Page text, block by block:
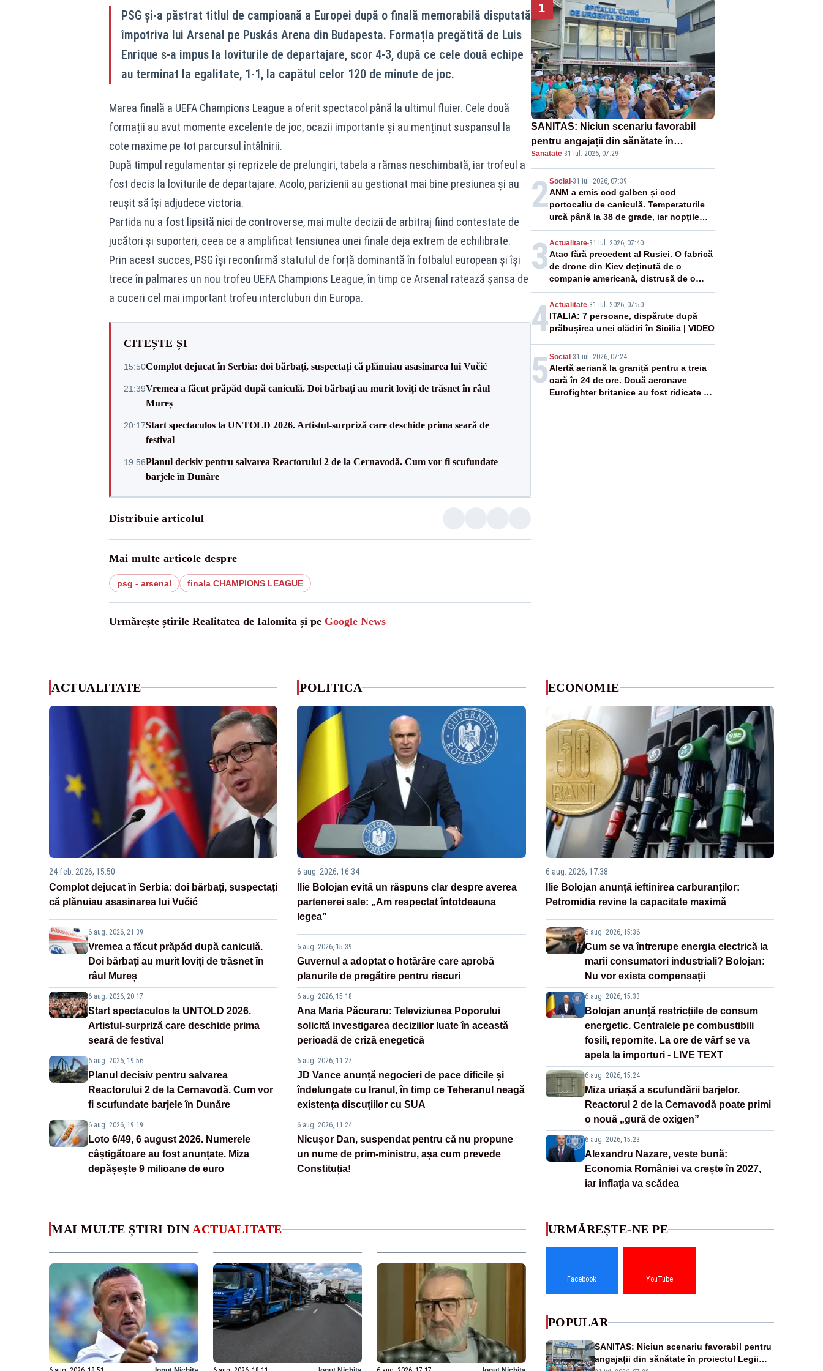
PSG și-a păstrat titlul de campioană a Europei după o finală memorabilă disputată
împotriva lui Arsenal pe Puskás Arena din Budapesta. Formația pregătită de Luis
Enrique s-a impus la loviturile de departajare, scor 4-3, după ce cele două echipe
au terminat la egalitate, 1-1, la capătul celor 120 de minute de joc.
Marea finală a UEFA Champions League a oferit spectacol până la ultimul fluier. Cele două
formații au avut momente excelente de joc, ocazii importante și au menținut suspansul la
cote maxime pe tot parcursul întâlnirii.
După timpul regulamentar și reprizele de prelungiri, tabela a rămas neschimbată, iar trofeul a
fost decis la loviturile de departajare. Acolo, parizienii au gestionat mai bine presiunea și au
reușit să își adjudece victoria.
Partida nu a fost lipsită nici de controverse, mai multe decizii de arbitraj fiind contestate de
jucători și suporteri, ceea ce a amplificat tensiunea unei finale deja extrem de echilibrate.
Prin acest succes, PSG își reconfirmă statutul de forță dominantă în fotbalul european și își
trece în palmares un nou trofeu UEFA Champions League, în timp ce Arsenal ratează șansa de
a cuceri cel mai important trofeu intercluburi din Europa.
CITEȘTE ȘI
15:50Complot dejucat în Serbia: doi bărbați, suspectați că plănuiau asasinarea lui Vučić
21:39Vremea a făcut prăpăd după caniculă. Doi bărbați au murit loviți de trăsnet în râul
Mureș
20:17Start spectaculos la UNTOLD 2026. Artistul-surpriză care deschide prima seară de
festival
19:56Planul decisiv pentru salvarea Reactorului 2 de la Cernavodă. Cum vor fi scufundate
barjele în Dunăre
Distribuie articolul
Mai multe articole despre
psg - arsenal finala CHAMPIONS LEAGUE
Urmărește știrile Realitatea de Ialomita și pe Google News
1
SANITAS: Niciun scenariu favorabil
pentru angajații din sănătate în
proiectul Legii salarizării
Sanatate·31 iul. 2026, 07:29
2Social -31 iul. 2026, 07:39
ANM a emis cod galben și cod
portocaliu de caniculă. Temperaturile
urcă până la 38 de grade, iar nopțile
devin tropicale
3 Actualitate-31 iul. 2026, 07:40
Atac fără precedent al Rusiei. O fabrică
de drone din Kiev deținută de o
companie americană, distrusă de o
rachetă rusească
4Actualitate-31 iul. 2026, 07:50
ITALIA: 7 persoane, dispărute după
prăbușirea unei clădiri în Sicilia | VIDEO
5 Social -31 iul. 2026, 07:24
Alertă aeriană la graniță pentru a treia
oară în 24 de ore. Două aeronave
Eurofighter britanice au fost ridicate de
ACTUALITATE
24 feb. 2026, 15:50
Complot dejucat în Serbia: doi bărbați, suspectați
că plănuiau asasinarea lui Vučić
6 aug. 2026, 21:39
Vremea a făcut prăpăd după caniculă.
Doi bărbați au murit loviți de trăsnet în
râul Mureș
6 aug. 2026, 20:17
Start spectaculos la UNTOLD 2026.
Artistul-surpriză care deschide prima
seară de festival
6 aug. 2026, 19:56
Planul decisiv pentru salvarea
Reactorului 2 de la Cernavodă. Cum vor
fi scufundate barjele în Dunăre
6 aug. 2026, 19:19
Loto 6/49, 6 august 2026. Numerele
câștigătoare au fost anunțate. Miza
depășește 9 milioane de euro
POLITICA
6 aug. 2026, 16:34
Ilie Bolojan evită un răspuns clar despre averea
partenerei sale: „Am respectat întotdeauna
legea”
6 aug. 2026, 15:39
Guvernul a adoptat o hotărâre care aprobă
planurile de pregătire pentru riscuri
6 aug. 2026, 15:18
Ana Maria Păcuraru: Televiziunea Poporului
solicită investigarea deciziilor luate în această
perioadă de criză enegetică
6 aug. 2026, 11:27
JD Vance anunță negocieri de pace dificile și
îndelungate cu Iranul, în timp ce Teheranul neagă
existența discuțiilor cu SUA
6 aug. 2026, 11:24
Nicușor Dan, suspendat pentru că nu propune
un nume de prim-ministru, așa cum prevede
Constituția!
ECONOMIE
6 aug. 2026, 17:38
Ilie Bolojan anunță ieftinirea carburanților:
Petromidia revine la capacitate maximă
6 aug. 2026, 15:36
Cum se va întrerupe energia electrică la
marii consumatori industriali? Bolojan:
Nu vor exista compensații
6 aug. 2026, 15:33
Bolojan anunță restricțiile de consum
energetic. Centralele pe combustibili
fosili, repornite. La ore de vârf se va
apela la importuri - LIVE TEXT
6 aug. 2026, 15:24
Miza uriașă a scufundării barjelor.
Reactorul 2 de la Cernavodă poate primi
o nouă „gură de oxigen”
6 aug. 2026, 15:23
Alexandru Nazare, veste bună:
Economia României va crește în 2027,
iar inflația va scădea
MAI MULTE ȘTIRI DIN ACTUALITATE URMĂREȘTE-NE PE
Facebook YouTube
POPULAR
SANITAS: Niciun scenariu favorabil pentru
angajații din sănătate în proiectul Legii